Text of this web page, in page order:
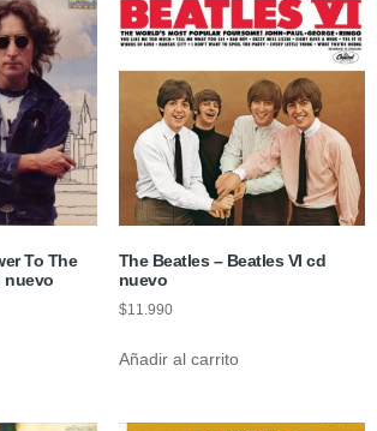
To The
nuevo
The Beatles – Beatles VI cd
nuevo
$11.990
Añadir al carrito